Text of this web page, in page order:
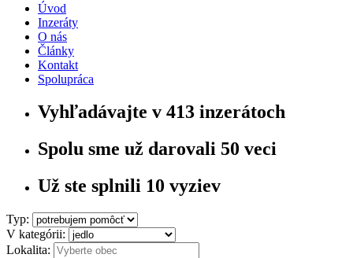
Úvod
Inzeráty
O nás
Články
Kontakt
Spolupráca
Vyhľadávajte v 413 inzerátoch
Spolu sme už darovali 50 veci
Už ste splnili 10 vyziev
Typ:
V kategórii:
Lokalita: